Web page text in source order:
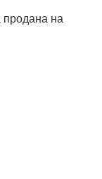
на